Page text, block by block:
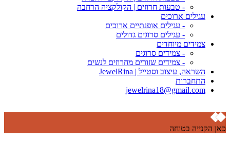
- טבעות חרוזים | הקולקציה הרחבה
עגילים ארוכים
- עגילים אופנתיים ארוכים
- עגילים סרוגים גדולים
צמידים מיוחדים
- צמידים סרוגים
- צמידים שזורים מחרוזים לנשים
השראה, עיצוב וסטייל | JewelRina
התחברות
jewelrina18@gmail.com
כאן הקנייה בטוחה